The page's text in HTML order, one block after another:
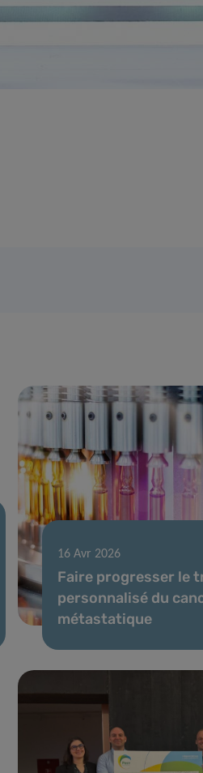
16 Avr 2026
Faire progresser le
personnalisé du
métastatique